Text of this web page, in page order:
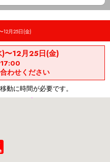
12月25日(金)
〜12月25日(金)
わせください
動に時間が必要です。